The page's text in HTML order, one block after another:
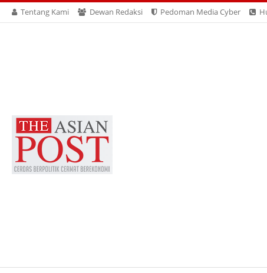
Tentang Kami Dewan Redaksi Pedoman Media Cyber